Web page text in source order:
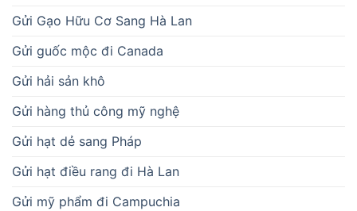
Gửi Gạo Hữu Cơ Sang Hà Lan
Gửi guốc mộc đi Canada
Gửi hải sản khô
Gửi hàng thủ công mỹ nghệ
Gửi hạt dẻ sang Pháp
Gửi hạt điều rang đi Hà Lan
Gửi mỹ phẩm đi Campuchia